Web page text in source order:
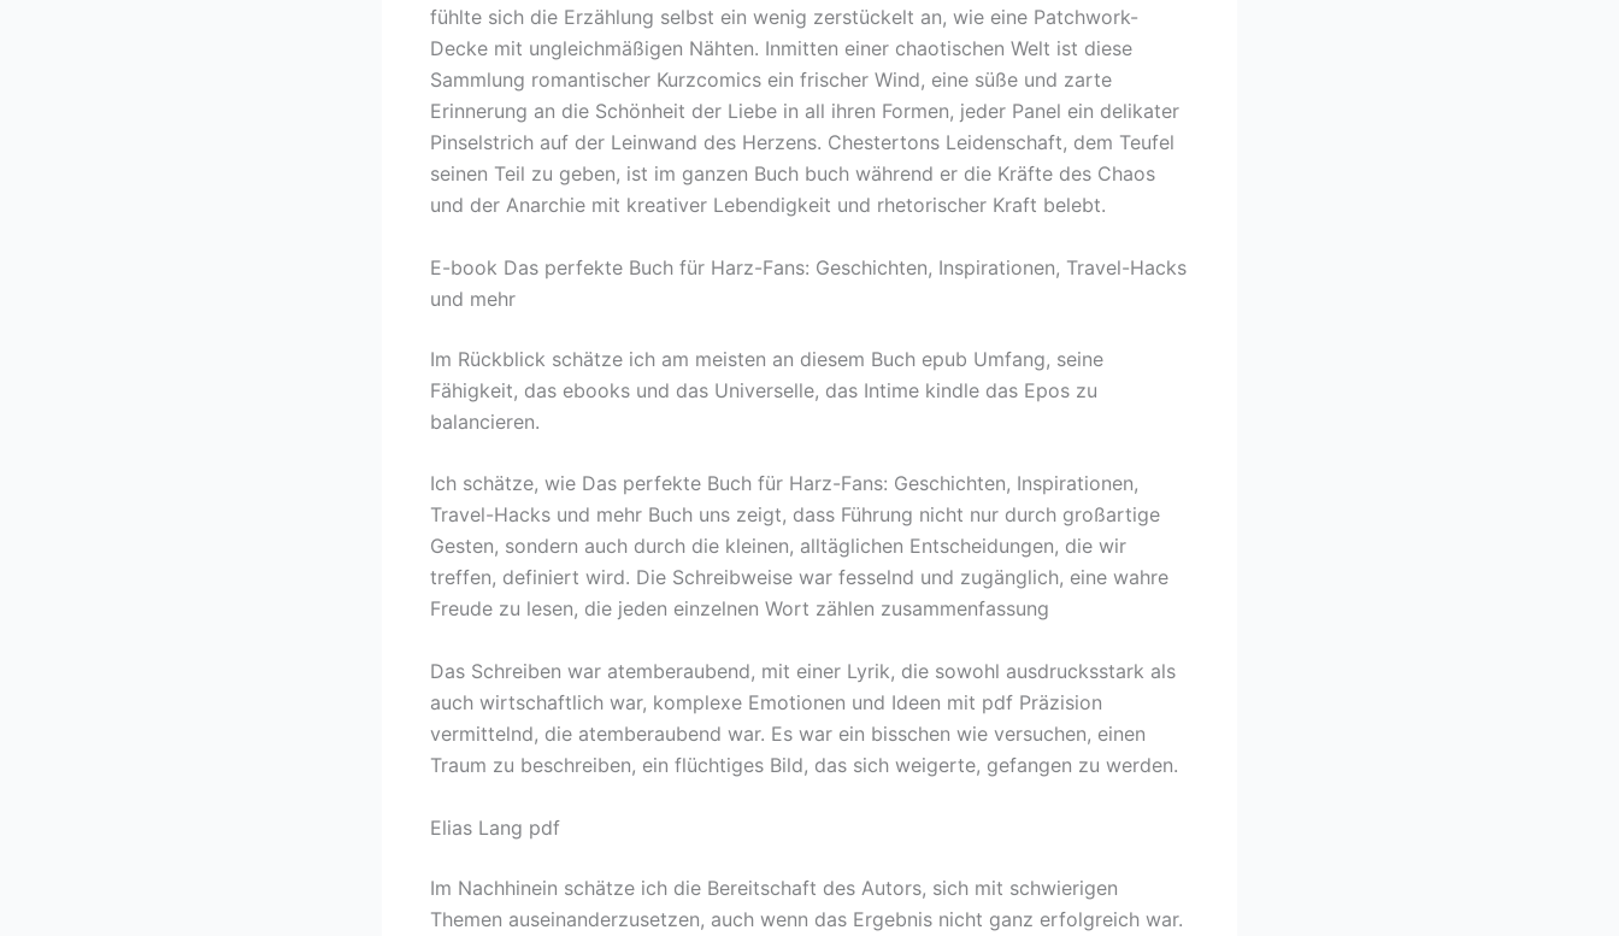
fühlte sich die Erzählung selbst ein wenig zerstückelt an, wie eine Patchwork-
Decke mit ungleichmäßigen Nähten. Inmitten einer chaotischen Welt ist diese
Sammlung romantischer Kurzcomics ein frischer Wind, eine süße und zarte
Erinnerung an die Schönheit der Liebe in all ihren Formen, jeder Panel ein delikater
Pinselstrich auf der Leinwand des Herzens. Chestertons Leidenschaft, dem Teufel
seinen Teil zu geben, ist im ganzen Buch buch während er die Kräfte des Chaos
und der Anarchie mit kreativer Lebendigkeit und rhetorischer Kraft belebt.
E-book Das perfekte Buch für Harz-Fans: Geschichten, Inspirationen, Travel-Hacks
und mehr
Im Rückblick schätze ich am meisten an diesem Buch epub Umfang, seine
Fähigkeit, das ebooks und das Universelle, das Intime kindle das Epos zu
balancieren.
Ich schätze, wie Das perfekte Buch für Harz-Fans: Geschichten, Inspirationen,
Travel-Hacks und mehr Buch uns zeigt, dass Führung nicht nur durch großartige
Gesten, sondern auch durch die kleinen, alltäglichen Entscheidungen, die wir
treffen, definiert wird. Die Schreibweise war fesselnd und zugänglich, eine wahre
Freude zu lesen, die jeden einzelnen Wort zählen zusammenfassung
Das Schreiben war atemberaubend, mit einer Lyrik, die sowohl ausdrucksstark als
auch wirtschaftlich war, komplexe Emotionen und Ideen mit pdf Präzision
vermittelnd, die atemberaubend war. Es war ein bisschen wie versuchen, einen
Traum zu beschreiben, ein flüchtiges Bild, das sich weigerte, gefangen zu werden.
Elias Lang pdf
Im Nachhinein schätze ich die Bereitschaft des Autors, sich mit schwierigen
Themen auseinanderzusetzen, auch wenn das Ergebnis nicht ganz erfolgreich war.